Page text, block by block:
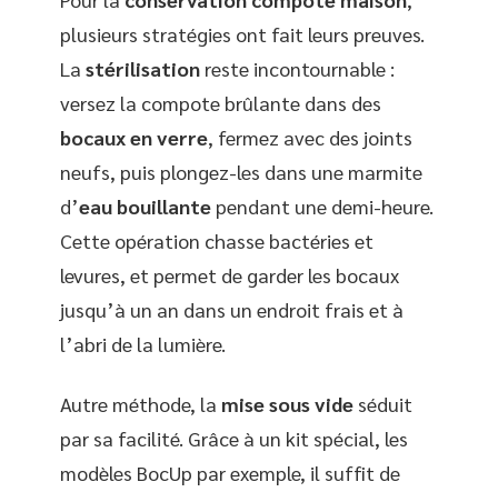
plusieurs stratégies ont fait leurs preuves.
La stérilisation reste incontournable :
versez la compote brûlante dans des
bocaux en verre, fermez avec des joints
neufs, puis plongez-les dans une marmite
d’eau bouillante pendant une demi-heure.
Cette opération chasse bactéries et
levures, et permet de garder les bocaux
jusqu’à un an dans un endroit frais et à
l’abri de la lumière.
Autre méthode, la mise sous vide séduit
par sa facilité. Grâce à un kit spécial, les
modèles BocUp par exemple, il suffit de